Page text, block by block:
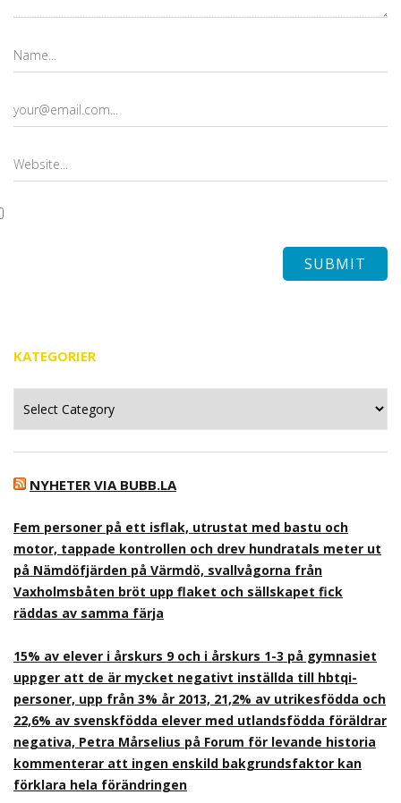
KATEGORIER
NYHETER VIA BUBB.LA
Fem personer på ett isflak, utrustat med bastu och
motor, tappade kontrollen och drev hundratals meter ut
på Nämdöfjärden på Värmdö, svallvågorna från
Vaxholmsbåten bröt upp flaket och sällskapet fick
räddas av samma färja
15% av elever i årskurs 9 och i årskurs 1-3 på gymnasiet
uppger att de är mycket negativt inställda till hbtqi-
personer, upp från 3% år 2013, 21,2% av utrikesfödda och
22,6% av svenskfödda elever med utlandsfödda föräldrar
negativa, Petra Mårselius på Forum för levande historia
kommenterar att ingen enskild bakgrundsfaktor kan
förklara hela förändringen